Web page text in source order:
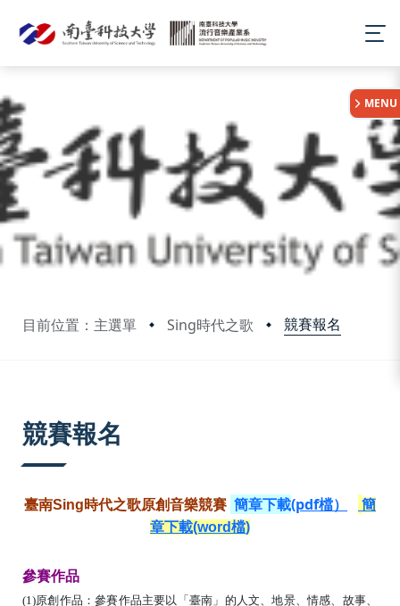
目前位置：主選單 Sing時代之歌 競賽報名
MENU
競賽報名
臺南Sing時代之歌原創音樂競賽 簡章下載(pdf檔）
簡
章下載(word檔)
參賽作品
(1)原創作品：參賽作品主要以「臺南」的人文、地景、情感、故事、